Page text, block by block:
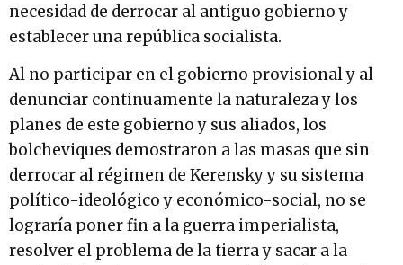
necesidad de derrocar al antiguo gobierno y
establecer una república socialista.
Al no participar en el gobierno provisional y al
denunciar continuamente la naturaleza y los
planes de este gobierno y sus aliados, los
bolcheviques demostraron a las masas que sin
derrocar al régimen de Kerensky y su sistema
político-ideológico y económico-social, no se
lograría poner fin a la guerra imperialista,
resolver el problema de la tierra y sacar a la